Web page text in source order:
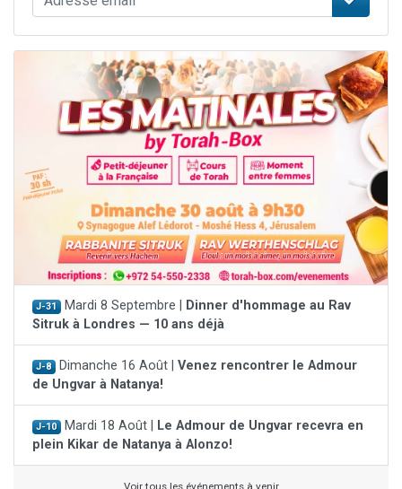
J-31 Mardi 8 Septembre |
Dinner d'hommage au Rav
Sitruk à Londres — 10 ans déjà
J-8 Dimanche 16 Août | Venez rencontrer le Admour
de Ungvar à Natanya!
J-10 Mardi 18 Août |
Le Admour de Ungvar recevra en
plein Kikar de Natanya à Alonzo!
Voir tous les événements à venir